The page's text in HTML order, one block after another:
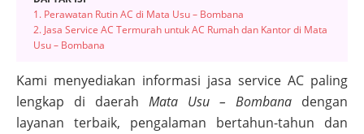
1. Perawatan Rutin AC di Mata Usu – Bombana
2. Jasa Service AC Termurah untuk AC Rumah dan Kantor di Mata
Usu – Bombana
Kami menyediakan informasi jasa service AC paling
lengkap di daerah Mata Usu – Bombana dengan
layanan terbaik, pengalaman bertahun-tahun dan